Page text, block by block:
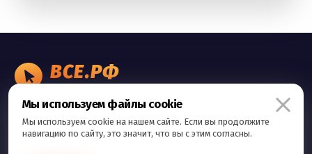
ВСЕ.РФ
Правила сервиса
Политика конфиденциальности
Мы используем файлы cookie
Мы используем cookie на нашем сайте. Если вы продолжите
навигацию по сайту, это значит, что вы с этим согласны.